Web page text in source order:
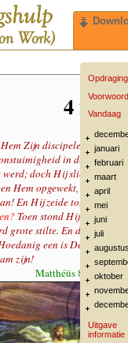
Opdraging
Voorwoord
Vandaag
januari
februari
maart
april
mei
juni
juli
oktober
Uitgave
informatie
4 mei
Zijn discipelen
in de zee,
werd; doch Hij sliep. En
Hem opgewekt,
En Hij zeide tot hen:
Toen stond Hij op, en
grote stilte. En de
een is Deze, dat
zijn!
Matthéüs 8:23-27